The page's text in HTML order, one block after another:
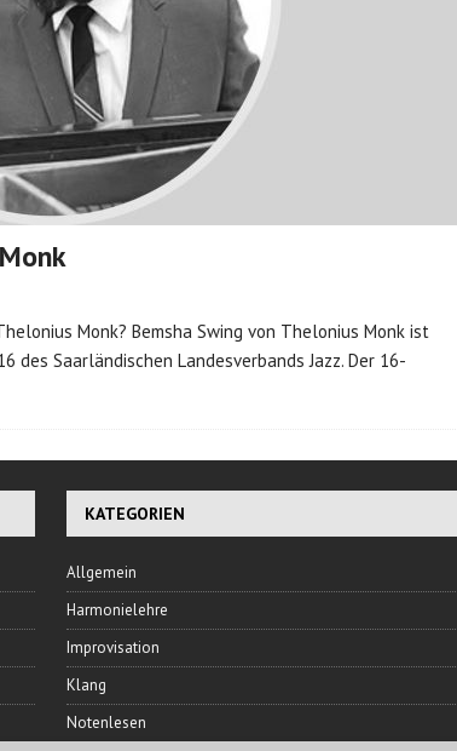
Monk? Bemsha Swing von Thelonius Monk ist
des Saarländischen Landesverbands Jazz. Der 16-
KATEGORIEN
Allgemein
Harmonielehre
Improvisation
Klang
Notenlesen